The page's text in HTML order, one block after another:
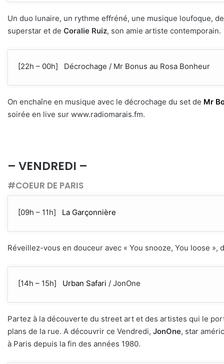
Un duo lunaire, un rythme effréné, une musique loufoque,
superstar et de Coralie Ruiz, son amie artiste contemporain.
[22h – 00h] Décrochage / Mr Bonus au Rosa Bonheur
On enchaîne en musique avec le décrochage du set de Mr
soirée en live sur www.radiomarais.fm.
– VENDREDI –
#COEUR DE PARIS
[09h – 11h] La Garçonnière
Réveillez-vous en douceur avec « You snooze, You loose »,
[14h – 15h] Urban Safari / JonOne
Partez à la découverte du street art et des artistes qui le
plans de la rue. A découvrir ce Vendredi, JonOne, star
à Paris depuis la fin des années 1980.